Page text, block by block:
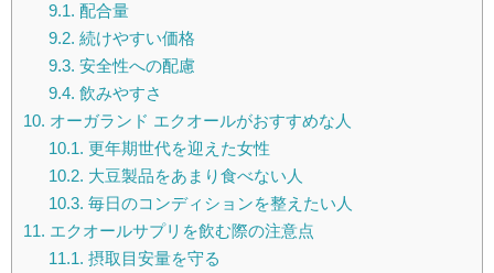
9.1. 配合量
9.2. 続けやすい価格
9.3. 安全性への配慮
9.4. 飲みやすさ
10. オーガランド エクオールがおすすめな人
10.1. 更年期世代を迎えた女性
10.2. 大豆製品をあまり食べない人
10.3. 毎日のコンディションを整えたい人
11. エクオールサプリを飲む際の注意点
11.1. 摂取目安量を守る